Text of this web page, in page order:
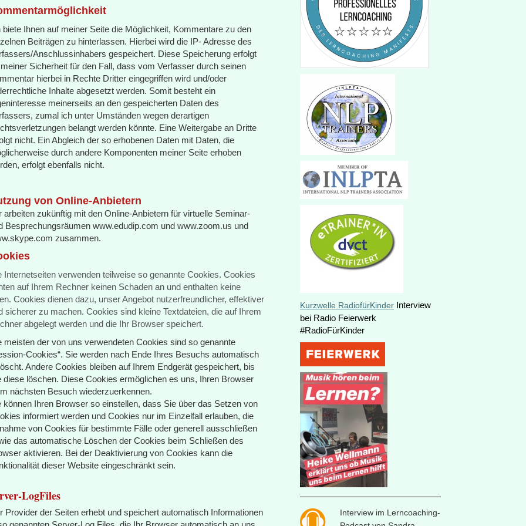
biete Ihnen auf meiner Seite die Möglichkeit, Kommentare zu den
Beiträgen zu hinterlassen. Hierbei wird die IP- Adresse des
Anschlussinhabers gespeichert. Diese Speicherung erfolgt
Sicherheit für den Fall, dass vom Verfasser durch seinen
hierbei in Rechte Dritter eingegriffen wird und/oder
Inhalte abgesetzt werden. Somit besteht ein
meinerseits an den gespeicherten Daten des
zumal ich unter Umständen wegen derartigen
belangt werden könnte. Eine Weitergabe an Dritte
nicht. Ein Abgleich der so erhobenen Daten mit Daten, die
durch andere Komponenten meiner Seite erhoben
erfolgt ebenfalls nicht.
von Online-Anbietern
arbeiten zukünftig mit den Online-Anbietern für virtuelle Seminar-
Besprechungsräumen www.edudip.com und www.zoom.us und
zusammen.
Internetseiten verwenden teilweise so genannte Cookies. Cookies
auf Ihrem Rechner keinen Schaden an und enthalten keine
Cookies dienen dazu, unser Angebot nutzerfreundlicher, effektiver
sicherer zu machen. Cookies sind kleine Textdateien, die auf Ihrem
abgelegt werden und die Ihr Browser speichert.
meisten der von uns verwendeten Cookies sind so genannte
Cookies“. Sie werden nach Ende Ihres Besuchs automatisch
Andere Cookies bleiben auf Ihrem Endgerät gespeichert, bis
diese löschen. Diese Cookies ermöglichen es uns, Ihren Browser
nächsten Besuch wiederzuerkennen.
können Ihren Browser so einstellen, dass Sie über das Setzen von
informiert werden und Cookies nur im Einzelfall erlauben, die
von Cookies für bestimmte Fälle oder generell ausschließen
das automatische Löschen der Cookies beim Schließen des
aktivieren. Bei der Deaktivierung von Cookies kann die
dieser Website eingeschränkt sein.
LogFiles
Provider der Seiten erhebt und speichert automatisch Informationen
Kurzwelle RadiofürKinder Interview
bei Radio Feierwerk
#RadioFürKinder
Interview im Lerncoaching-